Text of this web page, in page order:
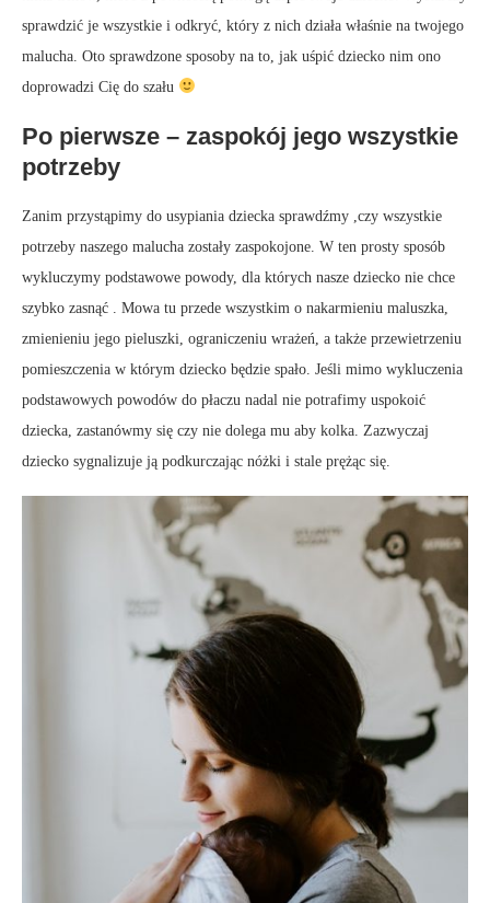
sprawdzić je wszystkie i odkryć, który z nich działa właśnie na twojego
malucha. Oto sprawdzone sposoby na to, jak uśpić dziecko nim ono
doprowadzi Cię do szału
Po pierwsze – zaspokój jego wszystkie
potrzeby
Zanim przystąpimy do usypiania dziecka sprawdźmy ,czy wszystkie
potrzeby naszego malucha zostały zaspokojone. W ten prosty sposób
wykluczymy podstawowe powody, dla których nasze dziecko nie chce
szybko zasnąć . Mowa tu przede wszystkim o nakarmieniu maluszka,
zmienieniu jego pieluszki, ograniczeniu wrażeń, a także przewietrzeniu
pomieszczenia w którym dziecko będzie spało. Jeśli mimo wykluczenia
podstawowych powodów do płaczu nadal nie potrafimy uspokoić
dziecka, zastanówmy się czy nie dolega mu aby kolka. Zazwyczaj
dziecko sygnalizuje ją podkurczając nóżki i stale prężąc się.